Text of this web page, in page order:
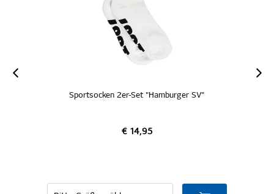
Sportsocken 2er-Set "Hamburger SV"
€ 14,95